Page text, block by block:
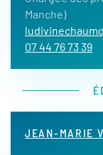
Manche)
07 44 76 73 39
JEAN-MARIE